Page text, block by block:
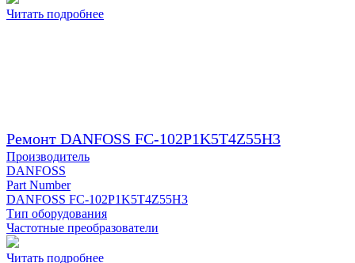
Читать подробнее
Ремонт DANFOSS FC-102P1K5T4Z55H3
Производитель
DANFOSS
Part Number
DANFOSS FC-102P1K5T4Z55H3
Тип оборудования
Частотные преобразователи
Читать подробнее